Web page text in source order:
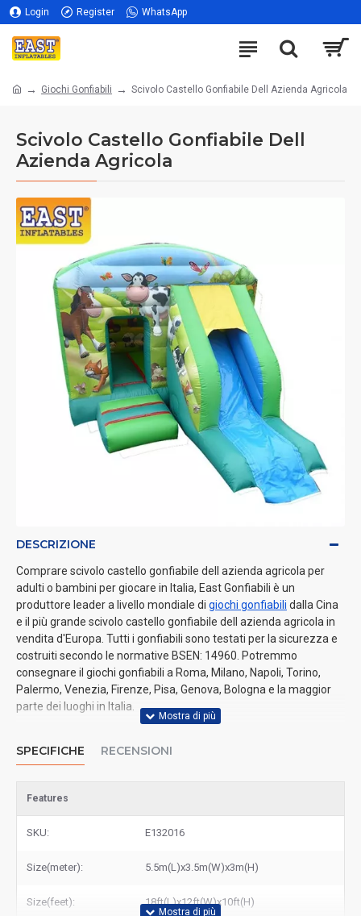
Login Register WhatsApp
Giochi Gonfiabili Scivolo Castello Gonfiabile Dell Azienda Agricola
Scivolo Castello Gonfiabile Dell
Azienda Agricola
DESCRIZIONE
Comprare scivolo castello gonfiabile dell azienda agricola per
adulti o bambini per giocare in Italia, East Gonfiabili è un
produttore leader a livello mondiale di giochi gonfiabili dalla Cina
e il più grande scivolo castello gonfiabile dell azienda agricola in
vendita d'Europa. Tutti i gonfiabili sono testati per la sicurezza e
costruiti secondo le normative BSEN: 14960. Potremmo
consegnare il giochi gonfiabili a Roma, Milano, Napoli, Torino,
Palermo, Venezia, Firenze, Pisa, Genova, Bologna e la maggior
parte dei luoghi in Italia.
SPECIFICHE RECENSIONI
Features
SKU: E132016
Size(meter): 5.5m(L)x3.5m(W)x3m(H)
Size(feet): 18ft(L)x12ft(W)x10ft(H)